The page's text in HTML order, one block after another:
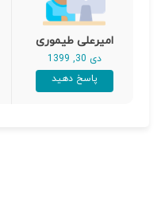
امیرعلی طیموری
دی 30, 1399
پاسخ دهید